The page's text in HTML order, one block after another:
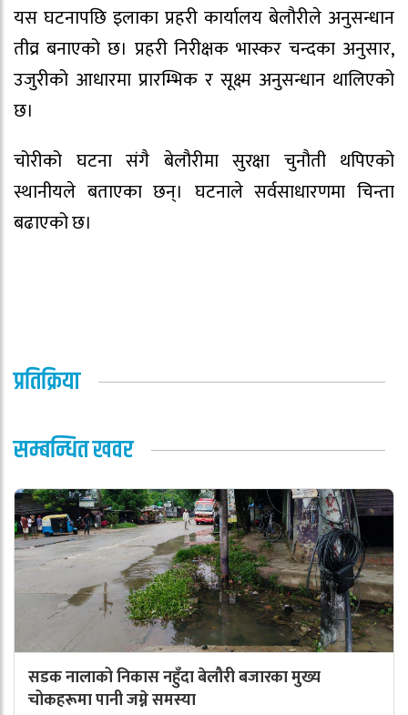
यस घटनापछि इलाका प्रहरी कार्यालय बेलौरीले अनुसन्धान
तीव्र बनाएको छ। प्रहरी निरीक्षक भास्कर चन्दका अनुसार,
उजुरीको आधारमा प्रारम्भिक र सूक्ष्म अनुसन्धान थालिएको
छ।
चोरीको घटना संगै बेलौरीमा सुरक्षा चुनौती थपिएको
स्थानीयले बताएका छन्। घटनाले सर्वसाधारणमा चिन्ता
बढाएको छ।
प्रतिक्रिया
सम्बन्धित खवर
सडक नालाको निकास नहुँदा बेलौरी बजारका मुख्य
चोकहरूमा पानी जम्ने समस्या